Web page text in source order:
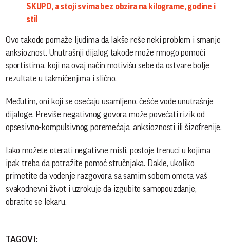
SKUPO, a stoji svima bez obzira na kilograme, godine i
stil
Ovo takođe pomaže ljudima da lakše reše neki problem i smanje
anksioznost. Unutrašnji dijalog takođe može mnogo pomoći
sportistima, koji na ovaj način motivišu sebe da ostvare bolje
rezultate u takmičenjima i slično.
Međutim, oni koji se osećaju usamljeno, češće vode unutrašnje
dijaloge. Previše negativnog govora može povećati rizik od
opsesivno-kompulsivnog poremećaja, anksioznosti ili šizofrenije.
Iako možete oterati negativne misli, postoje trenuci u kojima
ipak treba da potražite pomoć stručnjaka. Dakle, ukoliko
primetite da vođenje razgovora sa samim sobom ometa vaš
svakodnevni život i uzrokuje da izgubite samopouzdanje,
obratite se lekaru.
TAGOVI: